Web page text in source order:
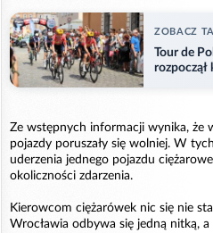
ZOBACZ
Tour de
rozpoczął
Ze wstępnych informacji wynika, że
pojazdy poruszały się wolniej. W
uderzenia jednego pojazdu
okoliczności zdarzenia.
Kierowcom ciężarówek nic się nie
Wrocławia odbywa się jedną nitką,